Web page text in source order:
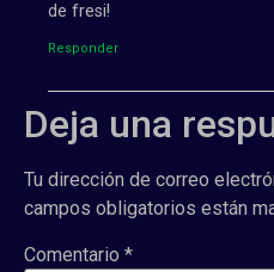
de fresi!
Responder
Deja una
Tu dirección de correo
campos obligatorios están
Comentario *